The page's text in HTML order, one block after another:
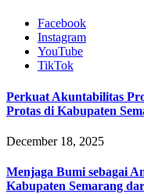
Facebook
Instagram
YouTube
TikTok
Perkuat Akuntabilitas
Protas di Kabupaten
December 18, 2025
Menjaga Bumi sebagai
Kabupaten Semarang